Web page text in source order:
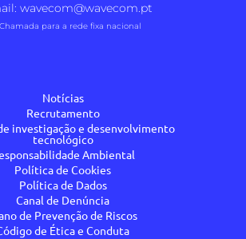
wavecom@wavecom.pt
para a rede fixa nacional
Notícias
Recrutamento
investigação e desenvolvimento
tecnológico
Ambiental
Política de Cookies
Política de Dados
Canal de Denúncia
de Prevenção de Riscos
de Ética e Conduta